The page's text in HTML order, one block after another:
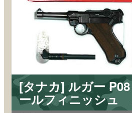
[タナカ] ルガー
ールフィニッシュ